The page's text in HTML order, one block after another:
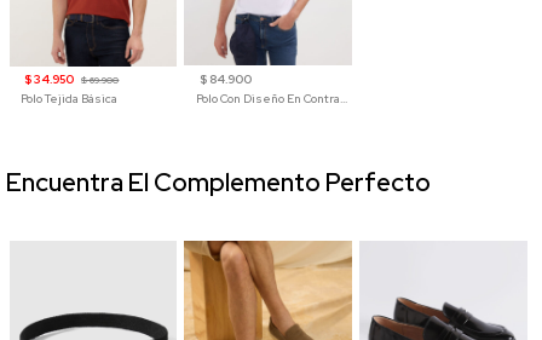
$ 34.950 $ 69.900
Polo Tejida Básica
$ 84.900
Polo Con Diseño En Contraste
Encuentra El Complemento Perfecto